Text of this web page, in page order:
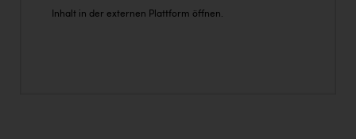
Inhalt in der externen Plattform öffnen.